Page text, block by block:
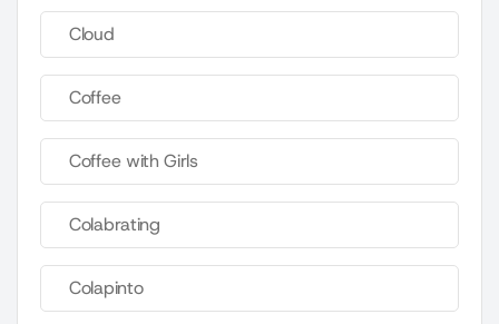
Cloud
Coffee
Coffee with Girls
Colabrating
Colapinto